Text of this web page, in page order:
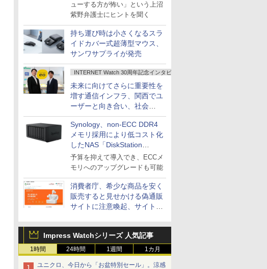
ューする方が怖い」という上沼
紫野弁護士にヒントを聞く
持ち運び時は小さくなるスラ
イドカバー式超薄型マウス、
サンワサプライが発売
INTERNET Watch 30周年記念インタビュー
未来に向けてさらに重要性を
増す通信インフラ、関西でユ
ーザーと向き合い、社会
の“あたらしい”を起動し続け
る～オプテージ
Synology、non-ECC DDR4
メモリ採用により低コスト化
したNAS「DiskStation
neo+」シリーズ
予算を抑えて導入でき、ECCメ
モリへのアップグレードも可能
消費者庁、希少な商品を安く
販売すると見せかける偽通販
サイトに注意喚起、サイト名
Impress Watchシリーズ 人気記事
1時間 24時間 1週間 1カ月
ユニクロ、今日から「お盆特別セール」。涼感